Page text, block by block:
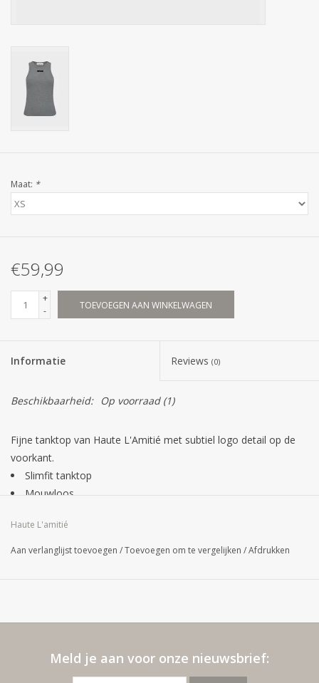
Maat: *
€59,99
+
-
TOEVOEGEN AAN WINKELWAGEN
Informatie Reviews (0)
Beschikbaarheid: Op voorraad(1)
Fijne tanktop van Haute L'Amitié met subtiel logo detail op de
voorkant.
Slimfit tanktop
Mouwloos
Materiaal: 65% polyester, 28% viscose, 7% elastaan
Haute L'amitié
Aan verlanglijst toevoegen /Toevoegen om te vergelijken /Afdrukken
Meld je aan voor onze nieuwsbrief: